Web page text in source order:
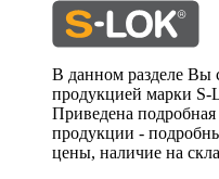
В данном разделе Вы
продукцией марки
Приведена
продукции -
цены, наличие на